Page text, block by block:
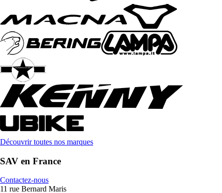
Découvrir toutes nos marques
SAV en France
Contactez-nous
11 rue Bernard Maris